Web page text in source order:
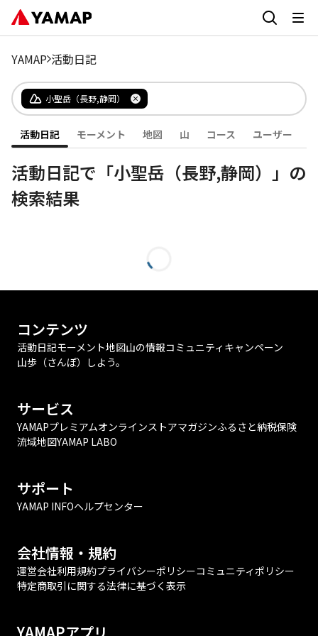
YAMAP 活動日記
小聖岳（長野,静岡）
活動日記 モーメント 地図 山 コース ユーザー
活動日記で「小聖岳（長野,静岡）」の
検索結果
コンテンツ
活動日記モーメント地図山の情報コミュニティ キャンペーン
山歩（さんぽ）しよう。
サービス
YAMAPプレミアムオンラインストアマガジンふるさと納税保険
流域地図YAMAP LABO
サポート
YAMAP INFOヘルプセンター
会社情報・規約
運営会社利用規約プライバシーポリシーコミュニティポリシー
特定商取引に関する法律に基づく表示